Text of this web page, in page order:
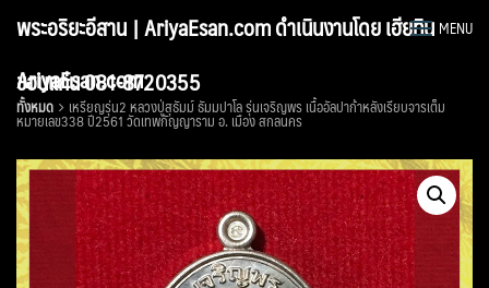
พระอริยะอีสาน | AriyaEsan.com ดำเนินงานโดย เฮียทิน
ขอนแก่น 081-8720355
MENU
AriyaEsan.com
ทั้งหมด เหรียญรุ่น2 หลวงปู่สุธัมม์ ธัมมปาโล รุ่นเจริญพร เนื้ออัลปาก้าหลังเรียบจารเต็ม
หมายเลข338 ปี2561 วัดเทพกัญญาราม อ. เมือง สกลนคร